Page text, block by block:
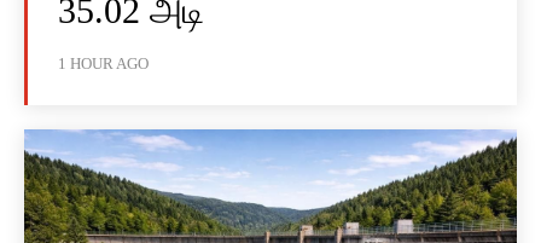
35.02 அடி
1 HOUR AGO